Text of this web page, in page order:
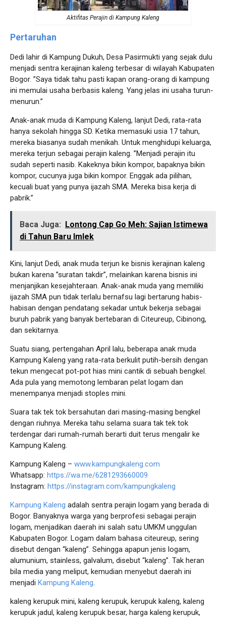
Aktifitas Perajin di Kampung Kaleng
Pertaruhan
Dedi lahir di Kampung Dukuh, Desa Pasirmukti yang sejak dulu
menjadi sentra kerajinan kaleng terbesar di wilayah Kabupaten
Bogor. ”Saya tidak tahu pasti kapan orang-orang di kampung
ini memulai usaha berbasis kaleng. Yang jelas ini usaha turun-
menurun.”
Anak-anak muda di Kampung Kaleng, lanjut Dedi, rata-rata
hanya sekolah hingga SD. Ketika memasuki usia 17 tahun,
mereka biasanya sudah menikah. Untuk menghidupi keluarga,
mereka terjun sebagai perajin kaleng. ”Menjadi perajin itu
sudah seperti nasib. Kakeknya bikin kompor, bapaknya bikin
kompor, cucunya juga bikin kompor. Enggak ada pilihan,
kecuali buat yang punya ijazah SMA. Mereka bisa kerja di
pabrik.”
Baca Juga: Lontong Cap Go Meh: Sajian Istimewa
di Tahun Baru Imlek
Kini, lanjut Dedi, anak muda terjun ke bisnis kerajinan kaleng
bukan karena ”suratan takdir”, melainkan karena bisnis ini
menjanjikan kesejahteraan. Anak-anak muda yang memiliki
ijazah SMA pun tidak terlalu bernafsu lagi bertarung habis-
habisan dengan pendatang sekadar untuk bekerja sebagai
buruh pabrik yang banyak bertebaran di Citeureup, Cibinong,
dan sekitarnya.
Suatu siang, pertengahan April lalu, beberapa anak muda
Kampung Kaleng yang rata-rata berkulit putih-bersih dengan
tekun mengecat pot-pot hias mini cantik di sebuah bengkel.
Ada pula yang memotong lembaran pelat logam dan
menempanya menjadi stoples mini.
Suara tak tek tok bersahutan dari masing-masing bengkel
dengan riuhnya. Mereka tahu selama suara tak tek tok
terdengar dari rumah-rumah berarti duit terus mengalir ke
Kampung Kaleng.
Kampung Kaleng – www.kampungkaleng.com
Whatsapp: https://wa.me/6281293660009
Instagram: https://instagram.com/kampungkaleng
Kampung Kaleng adalah sentra perajin logam yang berada di
Bogor. Banyaknya warga yang berprofesi sebagai perajin
logam, menjadikan daerah ini salah satu UMKM unggulan
Kabupaten Bogor. Logam dalam bahasa citeureup, sering
disebut dengan “kaleng”. Sehingga apapun jenis logam,
alumunium, stainless, galvalum, disebut “kaleng”. Tak heran
bila media yang meliput, kemudian menyebut daerah ini
menjadi Kampung Kaleng.
kaleng kerupuk mini, kaleng kerupuk, kerupuk kaleng, kaleng
kerupuk jadul, kaleng kerupuk besar, harga kaleng kerupuk,